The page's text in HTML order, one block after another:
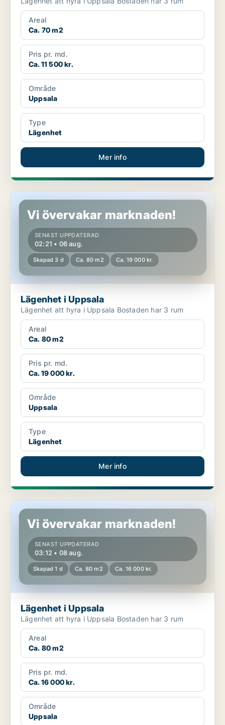
Areal
Ca. 70 m2
Pris pr. md.
Ca. 11 500 kr.
Område
Uppsala
Type
Lägenhet
Mer info
Lägenhet i Uppsala
Vi övervakar marknaden!
SENAST UPPDATERAD
02:21 • 06 aug.
Skapad 3 d Ca. 80 m2 Ca. 19 000 kr.
Lägenhet i Uppsala
Lägenhet att hyra i Uppsala Bostaden har 3 rum
Areal
Ca. 80 m2
Pris pr. md.
Ca. 19 000 kr.
Område
Uppsala
Type
Lägenhet
Mer info
Lägenhet i Uppsala
Vi övervakar marknaden!
SENAST UPPDATERAD
03:12 • 08 aug.
Skapad 1 d Ca. 80 m2 Ca. 16 000 kr.
Lägenhet i Uppsala
Lägenhet att hyra i Uppsala Bostaden har 3 rum
Areal
Ca. 80 m2
Pris pr. md.
Ca. 16 000 kr.
Område
Uppsala